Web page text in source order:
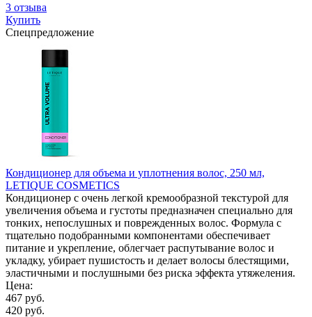
3 отзыва
Купить
Спецпредложение
Кондиционер для объема и уплотнения волос, 250 мл,
LETIQUE COSMETICS
Кондиционер с очень легкой кремообразной текстурой для
увеличения объема и густоты предназначен специально для
тонких, непослушных и поврежденных волос. Формула с
тщательно подобранными компонентами обеспечивает
питание и укрепление, облегчает распутывание волос и
укладку, убирает пушистость и делает волосы блестящими,
эластичными и послушными без риска эффекта утяжеления.
Цена:
467 руб.
420 руб.